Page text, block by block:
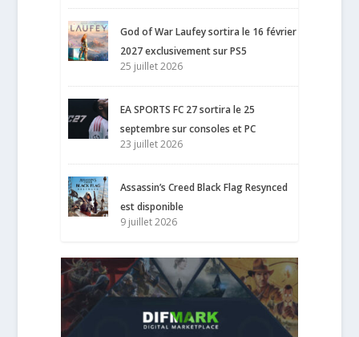
God of War Laufey sortira le 16 février
2027 exclusivement sur PS5
25 juillet 2026
EA SPORTS FC 27 sortira le 25
septembre sur consoles et PC
23 juillet 2026
Assassin’s Creed Black Flag Resynced
est disponible
9 juillet 2026